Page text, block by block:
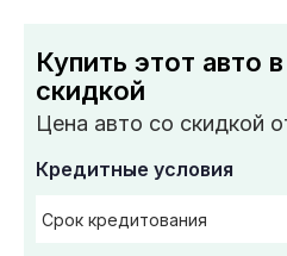
Купить этот авто
скидкой
Цена авто со скидкой
Кредитные условия
Срок кредитования